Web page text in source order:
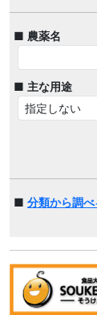
■ 農薬名
■ 主な用途
■ 分類から調べ